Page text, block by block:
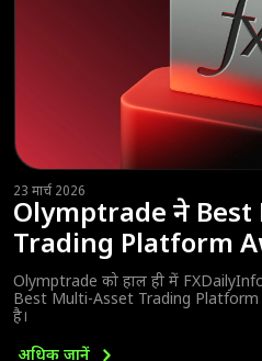
23 मार्च 2026
Olymptrade ने
Trading Platform
Olymptrade को हाल ही में
Best Multi-Asset Trading Platform
है।
अधिक जानें